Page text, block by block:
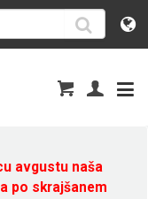
avgustu naša
po skrajšanem